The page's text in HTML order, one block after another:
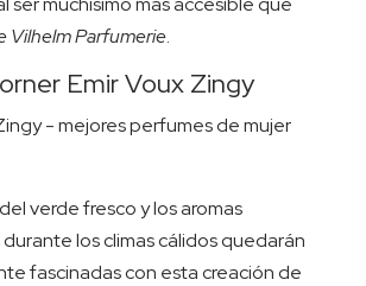
Vilhelm Parfumerie.
Emir Voux Zingy
verde fresco y los aromas
los climas cálidos quedarán
fascinadas con esta creación de